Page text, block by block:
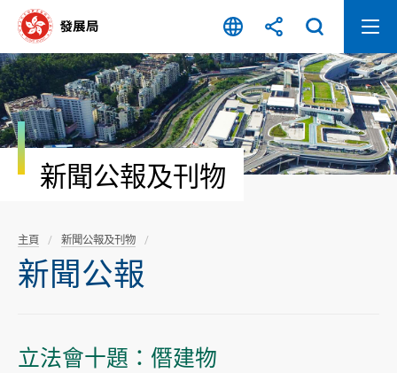
容
開
始
新聞公報及刊物
主頁 新聞公報及刊物
新聞公報
立法會十題：僭建物